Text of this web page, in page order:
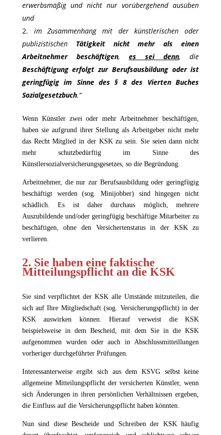
erwerbsmäßig und nicht nur vorübergehend ausüben
und
im Zusammenhang mit der künstlerischen oder
publizistischen Tätigkeit nicht mehr als einen
Arbeitnehmer beschäftigen, es sei denn, die
Beschäftigung erfolgt zur Berufsausbildung oder ist
geringfügig im Sinne des § 8 des Vierten Buches
Sozialgesetzbuch.“
Wenn Künstler zwei oder mehr Arbeitnehmer beschäftigen,
haben sie aufgrund ihrer Stellung als Arbeitgeber nicht mehr
das Recht Mitglied in der KSK zu sein. Sie seien dann nicht
mehr schutzbedürftig im Sinne des
Künstlersozialversicherungsgesetzes, so die Begründung.
Arbeitnehmer, die nur zur Berufsausbildung oder geringfügig
beschäftigt werden (sog. Minijobber) sind hingegen nicht
schädlich. Es ist daher durchaus möglich, mehrere
Auszubildende und/oder geringfügig beschäftige Mitarbeiter zu
beschäftigen, ohne den Versichertenstatus in der KSK zu
verlieren.
2. Sie haben eine faktische
Mitteilungspflicht an die KSK
Sie sind verpflichtet der KSK alle Umstände mitzuteilen, die
sich auf Ihre Mitgliedschaft (sog. Versicherungspflicht) in der
KSK auswirken können. Hierauf verweist die KSK
beispielsweise in dem Bescheid, mit dem Sie in die KSK
aufgenommen wurden oder auch in Abschlussmitteillungen
vorheriger durchgeführter Prüfungen.
Interessanterweise ergibt sich aus dem KSVG selbst keine
allgemeine Mitteilungspflicht der versicherten Künstler, wenn
sich Änderungen in ihren persönlichen Verhältnissen ergeben,
die Einfluss auf die Versicherungspflicht haben könnten.
Nun sind diese Bescheide und Schreiben der KSK häufig